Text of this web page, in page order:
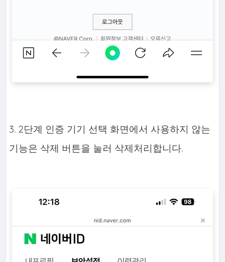
3. 2단계 인증 기기 선택 화면에서 사용하지 않는
기능은 삭제 버튼을 눌러 삭제처리합니다.